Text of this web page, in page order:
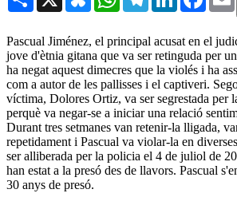
Pascual Jiménez, el principal acusat en el
jove d'ètnia gitana que va ser retinguda per
ha negat aquest dimecres que la violés i ha
com a autor de les pallisses i el captiveri.
víctima, Dolores Ortiz, va ser segrestada per
perquè va negar-se a iniciar una relació
Durant tres setmanes van retenir-la lligada,
repetidament i Pascual va violar-la en
ser alliberada per la policia el 4 de juliol de
han estat a la presó des de llavors. Pascual
30 anys de presó.